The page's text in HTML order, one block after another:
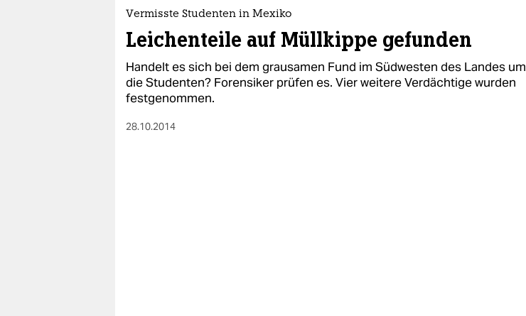
Vermisste Studenten in Mexiko
Leichenteile auf Müllkippe gefunden
Handelt es sich bei dem grausamen Fund im Südwesten des Landes um
die Studenten? Forensiker prüfen es. Vier weitere Verdächtige wurden
festgenommen.
28.10.2014